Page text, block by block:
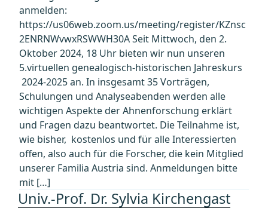
anmelden:
https://us06web.zoom.us/meeting/register/KZnsc
2ENRNWvwxRSWWH30A Seit Mittwoch, den 2.
Oktober 2024, 18 Uhr bieten wir nun unseren
5.virtuellen genealogisch-historischen Jahreskurs
2024-2025 an. In insgesamt 35 Vorträgen,
Schulungen und Analyseabenden werden alle
wichtigen Aspekte der Ahnenforschung erklärt
und Fragen dazu beantwortet. Die Teilnahme ist,
wie bisher, kostenlos und für alle Interessierten
offen, also auch für die Forscher, die kein Mitglied
unserer Familia Austria sind. Anmeldungen bitte
mit […]
Univ.-Prof. Dr. Sylvia Kirchengast